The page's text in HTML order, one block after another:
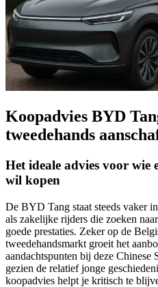
Koopadvies BYD
tweedehands
Het ideale advies voor wie
wil kopen
De BYD Tang staat steeds vaker
als zakelijke rijders die zoeken
goede prestaties. Zeker op de
tweedehandsmarkt groeit het
aandachtspunten bij deze
gezien de relatief jonge
koopadvies helpt je kritisch te